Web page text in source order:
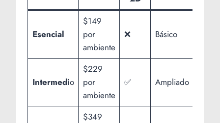
Esencial
$149
por
ambiente
❌ Básico
Intermedio
$229
por
ambiente
✅ Ampliado
$349